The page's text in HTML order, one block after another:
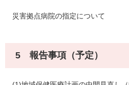
災害拠点病院の指定について
5 報告事項（予定）